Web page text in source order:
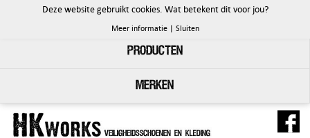
Deze website gebruikt cookies. Wat betekent dit voor jou?
Meer informatie| Sluiten
Producten
Merken
PRODUCTEN